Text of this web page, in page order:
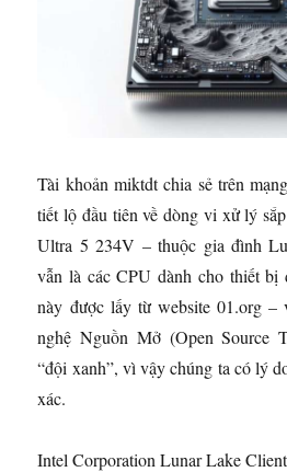
Tài khoản miktdt chia sẻ trên
tiết lộ đầu tiên về dòng vi xử lý
Ultra 5 234V – thuộc gia đình
vẫn là các CPU dành cho thiết
này được lấy từ website 01.org –
nghệ Nguồn Mở (Open Source
“đội xanh”, vì vậy chúng ta có lý
xác.
Intel Corporation Lunar Lake